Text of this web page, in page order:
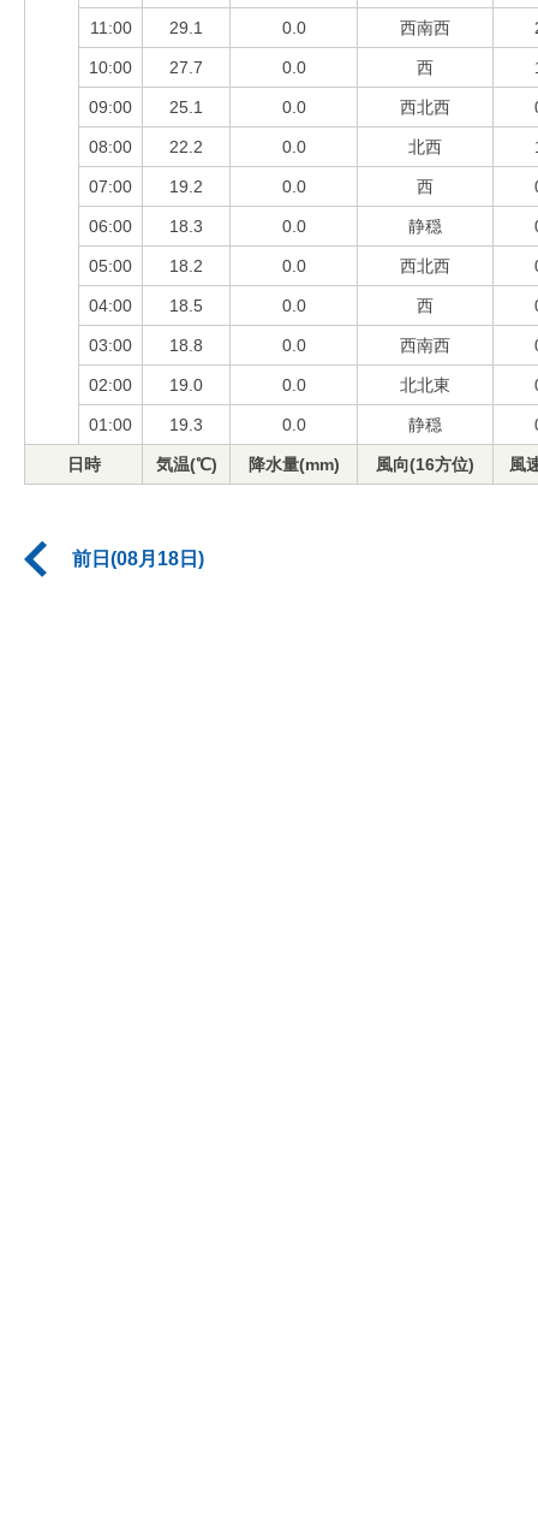
11:00 29.1 0.0 西南西
10:00 27.7 0.0 西
09:00 25.1 0.0 西北西
08:00 22.2 0.0 北西
07:00 19.2 0.0 西
06:00 18.3 0.0 静穏
05:00 18.2 0.0 西北西
04:00 18.5 0.0 西
03:00 18.8 0.0 西南西
02:00 19.0 0.0 北北東
01:00 19.3 0.0 静穏
日時 気温(℃) 降水量(mm) 風向(16方位) 風
前日(08月18日)